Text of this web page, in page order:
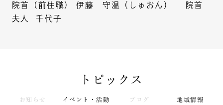
院首（前住職） 伊藤 守温（しゅおん） 院首
夫人 千代子
トピックス
お知らせ イベント・活動 ブログ 地域情報